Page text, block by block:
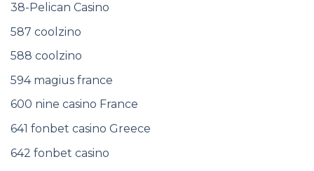
38-Pelican Casino
587 coolzino
588 coolzino
594 magius france
600 nine casino France
641 fonbet casino Greece
642 fonbet casino